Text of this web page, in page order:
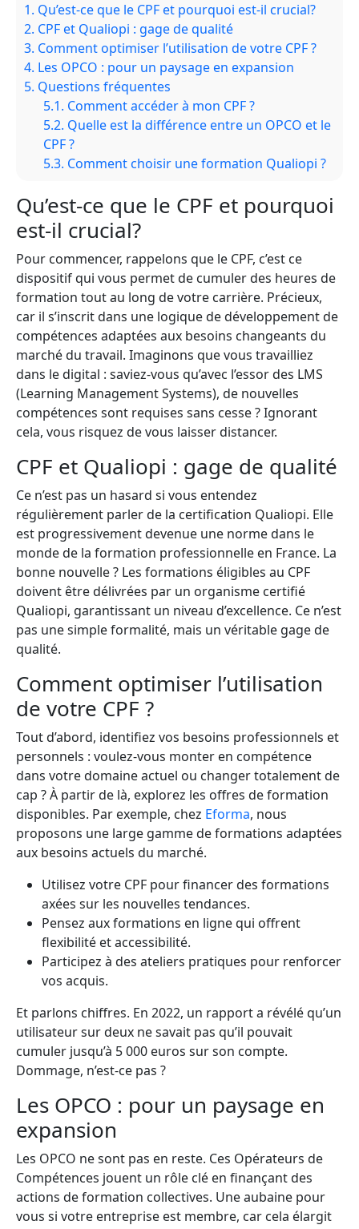
1. Qu’est-ce que le CPF et pourquoi est-il crucial?
2. CPF et Qualiopi : gage de qualité
3. Comment optimiser l’utilisation de votre CPF ?
4. Les OPCO : pour un paysage en expansion
5. Questions fréquentes
5.1. Comment accéder à mon CPF ?
5.2. Quelle est la différence entre un OPCO et le
CPF ?
5.3. Comment choisir une formation Qualiopi ?
Qu’est-ce que le CPF et pourquoi
est-il crucial?
Pour commencer, rappelons que le CPF, c’est ce
dispositif qui vous permet de cumuler des heures de
formation tout au long de votre carrière. Précieux,
car il s’inscrit dans une logique de développement de
compétences adaptées aux besoins changeants du
marché du travail. Imaginons que vous travailliez
dans le digital : saviez-vous qu’avec l’essor des LMS
(Learning Management Systems), de nouvelles
compétences sont requises sans cesse ? Ignorant
cela, vous risquez de vous laisser distancer.
CPF et Qualiopi : gage de qualité
Ce n’est pas un hasard si vous entendez
régulièrement parler de la certification Qualiopi. Elle
est progressivement devenue une norme dans le
monde de la formation professionnelle en France. La
bonne nouvelle ? Les formations éligibles au CPF
doivent être délivrées par un organisme certifié
Qualiopi, garantissant un niveau d’excellence. Ce n’est
pas une simple formalité, mais un véritable gage de
qualité.
Comment optimiser l’utilisation
de votre CPF ?
Tout d’abord, identifiez vos besoins professionnels et
personnels : voulez-vous monter en compétence
dans votre domaine actuel ou changer totalement de
cap ? À partir de là, explorez les offres de formation
disponibles. Par exemple, chez Eforma, nous
proposons une large gamme de formations adaptées
aux besoins actuels du marché.
Utilisez votre CPF pour financer des formations
axées sur les nouvelles tendances.
Pensez aux formations en ligne qui offrent
flexibilité et accessibilité.
Participez à des ateliers pratiques pour renforcer
vos acquis.
Et parlons chiffres. En 2022, un rapport a révélé qu’un
utilisateur sur deux ne savait pas qu’il pouvait
cumuler jusqu’à 5 000 euros sur son compte.
Dommage, n’est-ce pas ?
Les OPCO : pour un paysage en
expansion
Les OPCO ne sont pas en reste. Ces Opérateurs de
Compétences jouent un rôle clé en finançant des
actions de formation collectives. Une aubaine pour
vous si votre entreprise est membre, car cela élargit